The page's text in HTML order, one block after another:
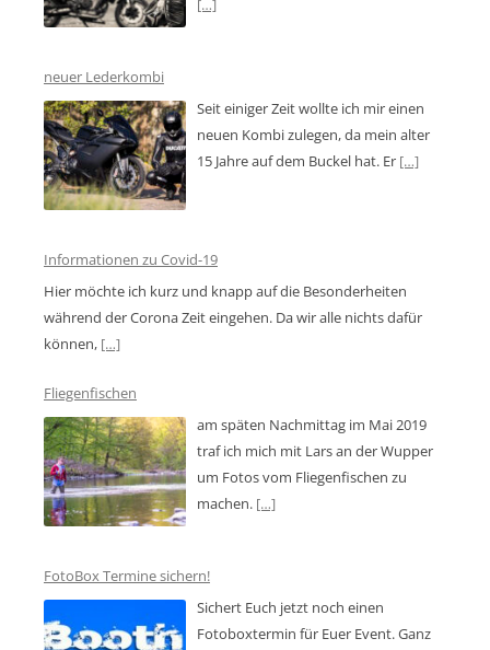
[…]
neuer Lederkombi
Seit einiger Zeit wollte ich mir einen
neuen Kombi zulegen, da mein alter
15 Jahre auf dem Buckel hat. Er […]
Informationen zu Covid-19
Hier möchte ich kurz und knapp auf die Besonderheiten
während der Corona Zeit eingehen. Da wir alle nichts dafür
können, […]
Fliegenfischen
am späten Nachmittag im Mai 2019
traf ich mich mit Lars an der Wupper
um Fotos vom Fliegenfischen zu
machen. […]
FotoBox Termine sichern!
Sichert Euch jetzt noch einen
Fotoboxtermin für Euer Event. Ganz